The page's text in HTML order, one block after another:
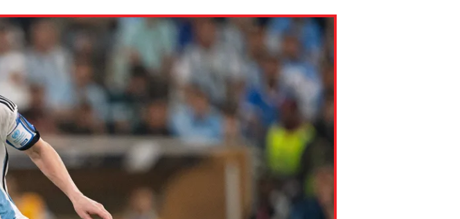
Choose an action. Options might include creating an
assignment or asking a question.